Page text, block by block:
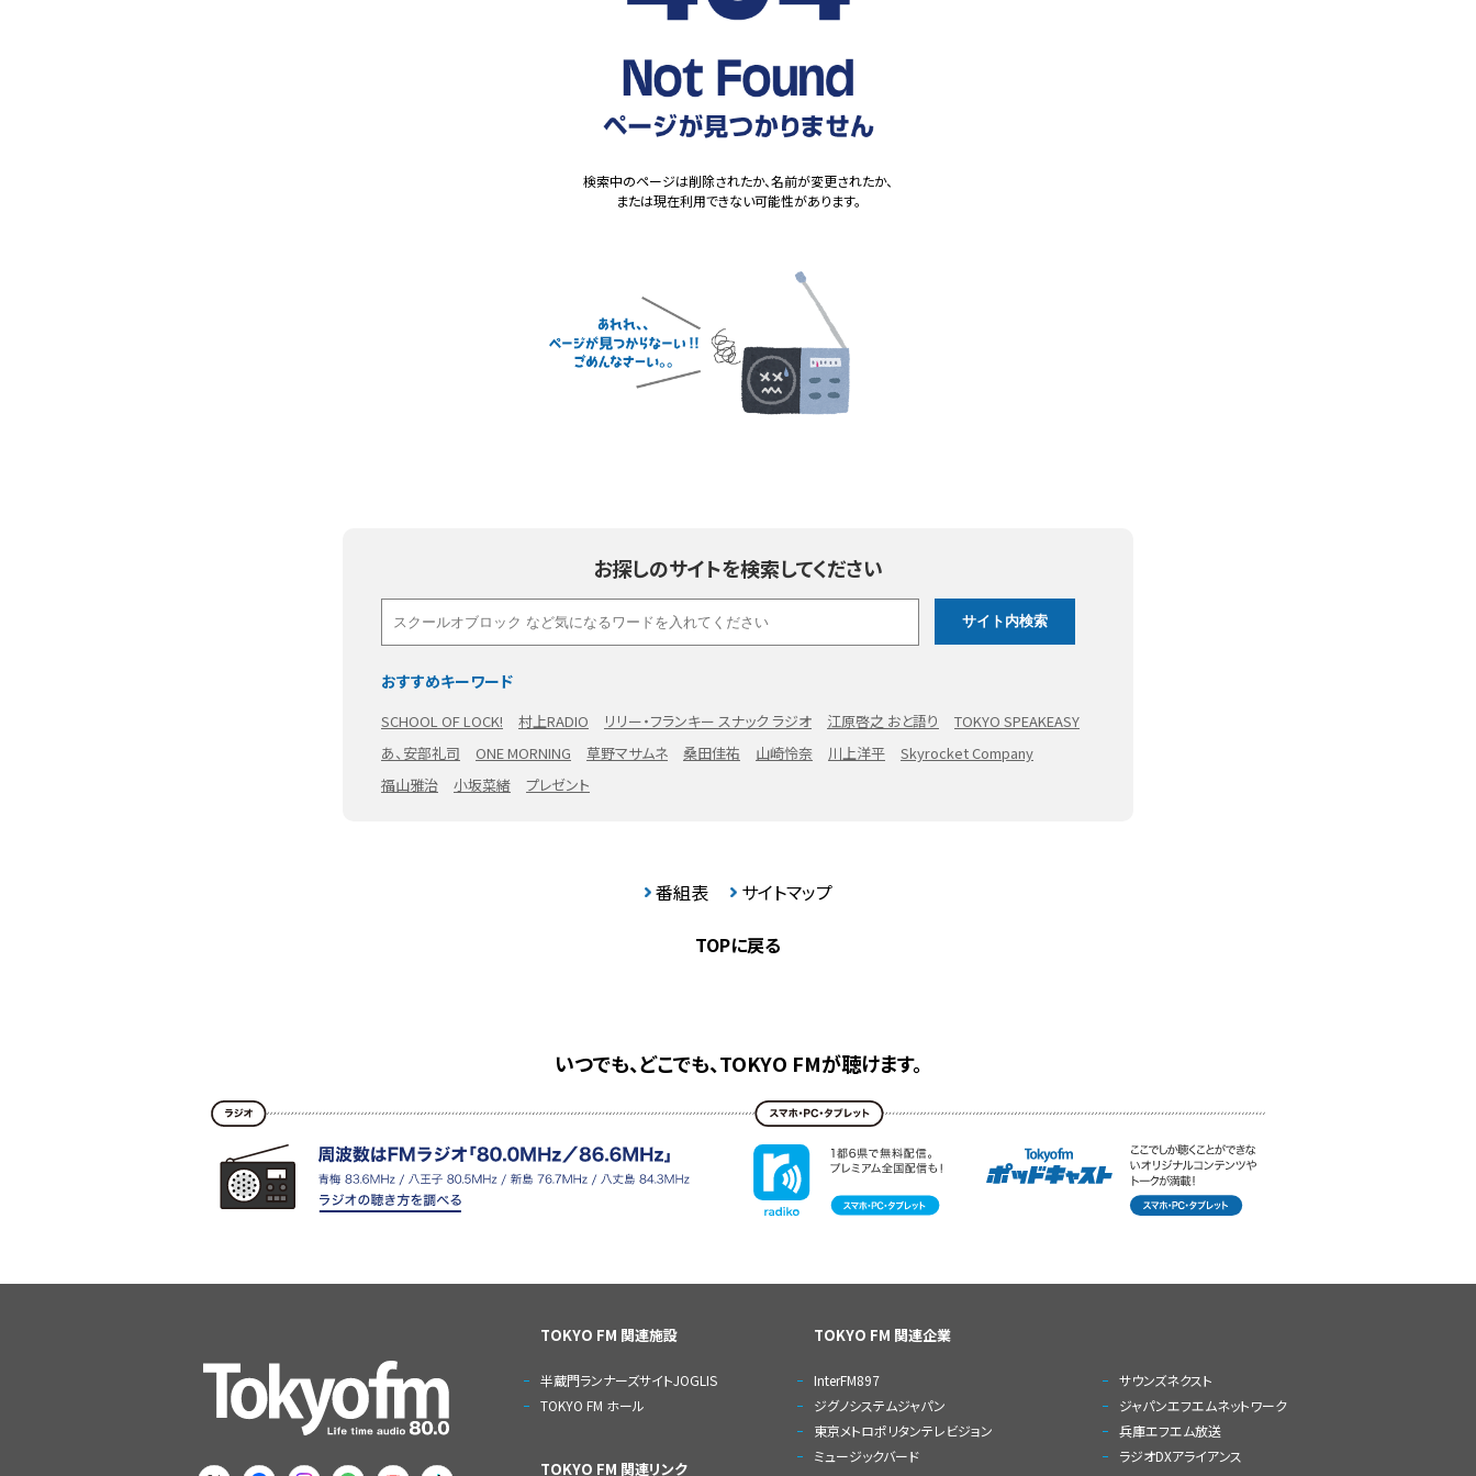
検索中のページは削除されたか、名前が変更されたか、
または現在利用できない可能性があります。
お探しのサイトを検索してください
おすすめキーワード
SCHOOL OF LOCK! 村上RADIO リリー・フランキー スナック ラジオ 江原啓之 おと語り
TOKYO SPEAKEASY
あ、安部礼司
ONE MORNING 草野マサムネ 桑田佳祐 山崎怜奈 川上洋平
Skyrocket Company
福山雅治
小坂菜緒 プレゼント
番組表
サイトマップ
TOPに戻る
いつでも、どこでも、TOKYO FMが聴けます。
TOKYO FM 関連施設
半蔵門ランナーズサイトJOGLIS
TOKYO FM ホール
TOKYO FM 関連リンク
TOKYO FM 関連企業
InterFM897
ジグノシステムジャパン
東京メトロポリタンテレビジョン
ミュージックバード
サウンズネクスト
ジャパンエフエムネットワーク
兵庫エフエム放送
ラジオDXアライアンス